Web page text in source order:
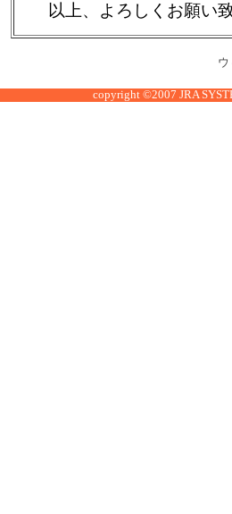
以上、よろしくお願い
copyright ©2007 JRA